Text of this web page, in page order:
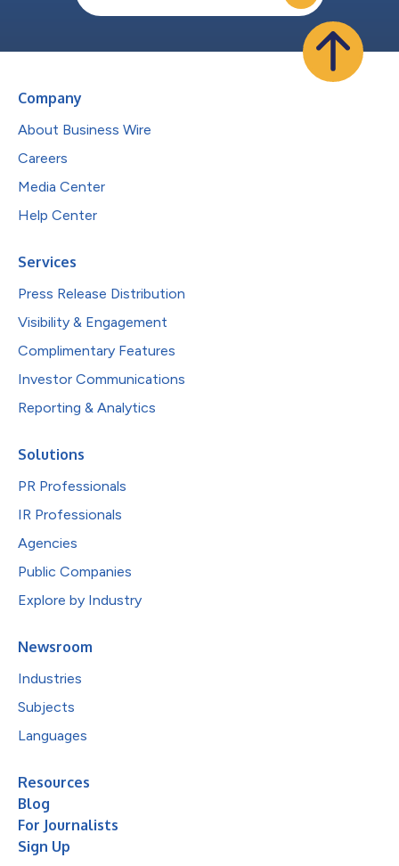
Company
About Business Wire
Careers
Media Center
Help Center
Services
Press Release Distribution
Visibility & Engagement
Complimentary Features
Investor Communications
Reporting & Analytics
Solutions
PR Professionals
IR Professionals
Agencies
Public Companies
Explore by Industry
Newsroom
Industries
Subjects
Languages
Resources
Blog
For Journalists
Sign Up